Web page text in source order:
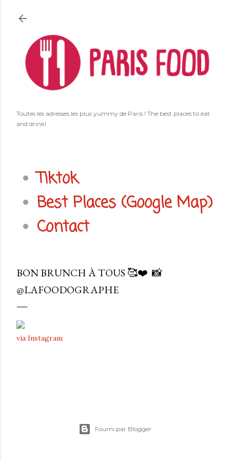
Accéder au contenu principal
Toutes les adresses les plus yummy de Paris ! The best places to eat
and drink!
Tiktok
Best Places (Google Map)
Contact
BON BRUNCH À TOUS 🥰❤️⁠ ⁣⁠ 📸
@LAFOODOGRAPHE⁣
via Instagram
Fourni par Blogger